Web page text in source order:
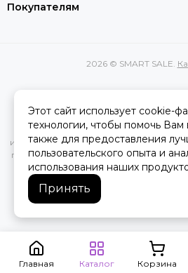
Покупателям
2026 © SMART SALE.
Вся представленная на сайте
характеристик, стоимости
информационный характер и ни при
публичной офертой, определяемой
Гражданского
Главная Каталог Корзина
Этот сайт использует cookie-
технологии, чтобы помочь Вам
также для предоставления
пользовательского опыта и
использования наших
Принять